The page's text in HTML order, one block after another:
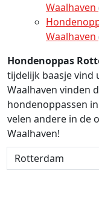
Waalhaven
Waalhaven
Hondenoppas
tijdelijk baasje vind
Waalhaven vinden
hondenoppassen
velen andere in de
Waalhaven!